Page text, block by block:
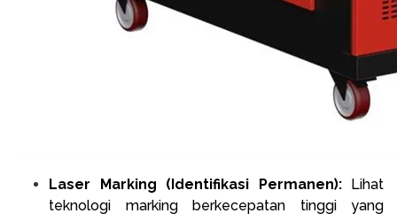
Laser Marking (Identifikasi Permanen):Lihat
teknologi marking berkecepatan tinggi yang